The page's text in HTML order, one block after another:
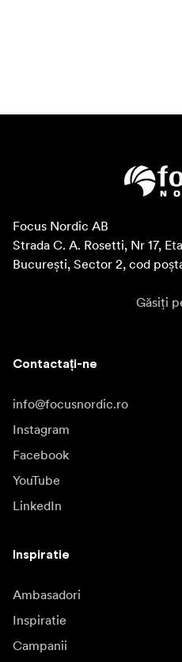
Focus Nordic AB
Strada C. A. Rosetti, Nr 17,
București, Sector 2, cod
Găsiți
Contactați-ne
info@focusnordic.ro
Instagram
Facebook
YouTube
LinkedIn
Inspiratie
Ambasadori
Inspiratie
Campanii